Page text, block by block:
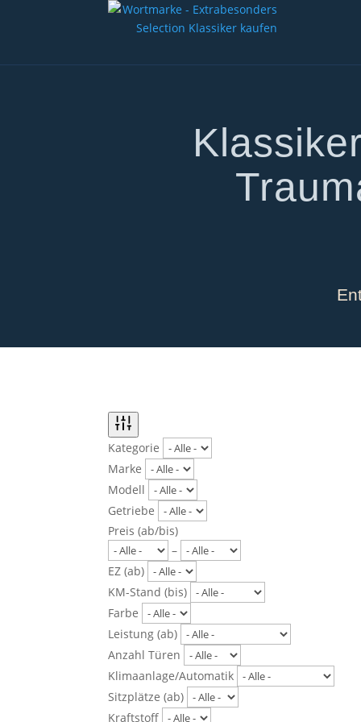
Kategorie
Marke
Modell
Getriebe
Preis (ab/bis)
–
EZ (ab)
KM-Stand (bis)
Farbe
Leistung (ab)
Anzahl Türen
Klimaanlage/Automatik
Sitzplätze (ab)
Kraftstoff